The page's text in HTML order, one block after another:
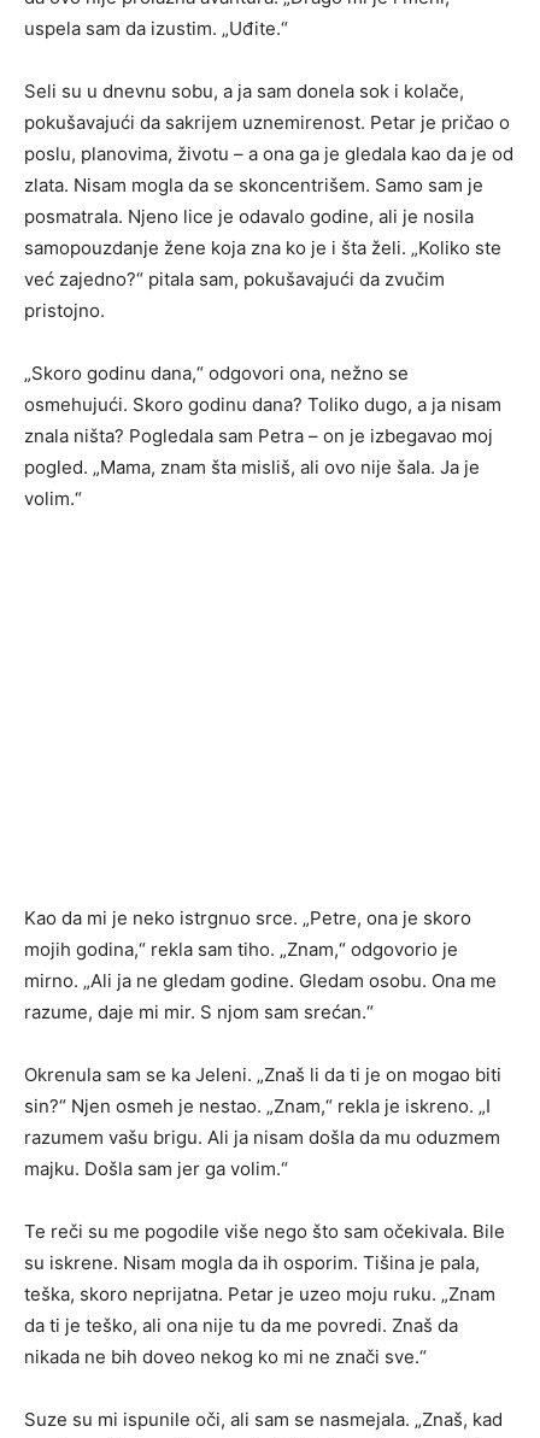
uspela sam da izustim. „Uđite.“
Seli su u dnevnu sobu, a ja sam donela sok i kolače,
pokušavajući da sakrijem uznemirenost. Petar je pričao o
poslu, planovima, životu – a ona ga je gledala kao da je od
zlata. Nisam mogla da se skoncentrišem. Samo sam je
posmatrala. Njeno lice je odavalo godine, ali je nosila
samopouzdanje žene koja zna ko je i šta želi. „Koliko ste
već zajedno?“ pitala sam, pokušavajući da zvučim
pristojno.
„Skoro godinu dana,“ odgovori ona, nežno se
osmehujući. Skoro godinu dana? Toliko dugo, a ja nisam
znala ništa? Pogledala sam Petra – on je izbegavao moj
pogled. „Mama, znam šta misliš, ali ovo nije šala. Ja je
volim.“
Kao da mi je neko istrgnuo srce. „Petre, ona je skoro
mojih godina,“ rekla sam tiho. „Znam,“ odgovorio je
mirno. „Ali ja ne gledam godine. Gledam osobu. Ona me
razume, daje mi mir. S njom sam srećan.“
Okrenula sam se ka Jeleni. „Znaš li da ti je on mogao biti
sin?“ Njen osmeh je nestao. „Znam,“ rekla je iskreno. „I
razumem vašu brigu. Ali ja nisam došla da mu oduzmem
majku. Došla sam jer ga volim.“
Te reči su me pogodile više nego što sam očekivala. Bile
su iskrene. Nisam mogla da ih osporim. Tišina je pala,
teška, skoro neprijatna. Petar je uzeo moju ruku. „Znam
da ti je teško, ali ona nije tu da me povredi. Znaš da
nikada ne bih doveo nekog ko mi ne znači sve.“
Suze su mi ispunile oči, ali sam se nasmejala. „Znaš, kad